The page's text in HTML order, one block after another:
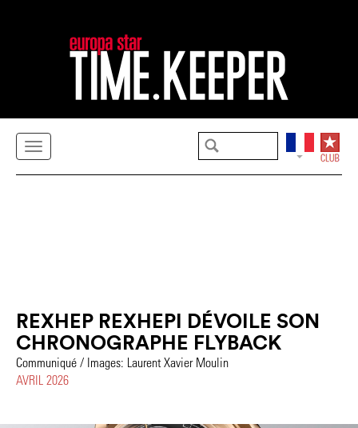
REXHEP REXHEPI DÉVOILE SON
CHRONOGRAPHE FLYBACK
Communiqué / Images: Laurent Xavier Moulin
AVRIL 2026